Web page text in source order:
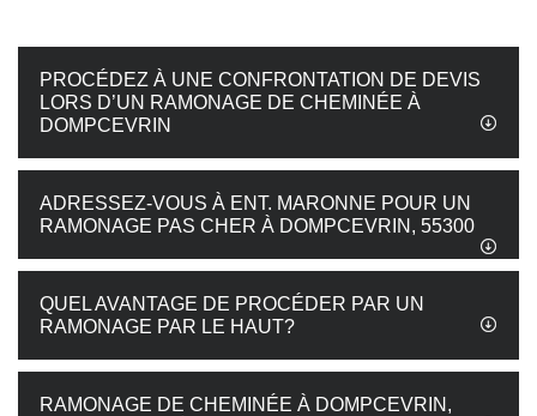
PROCÉDEZ À UNE CONFRONTATION DE DEVIS
LORS D’UN RAMONAGE DE CHEMINÉE À
DOMPCEVRIN
ADRESSEZ-VOUS À ENT. MARONNE POUR UN
RAMONAGE PAS CHER À DOMPCEVRIN, 55300
QUEL AVANTAGE DE PROCÉDER PAR UN
RAMONAGE PAR LE HAUT?
RAMONAGE DE CHEMINÉE À DOMPCEVRIN,